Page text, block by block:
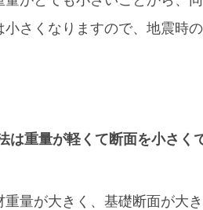
小さくなりますので、地震時
は重量が軽くて断面を小さく
重量が大きく、基礎断面が大